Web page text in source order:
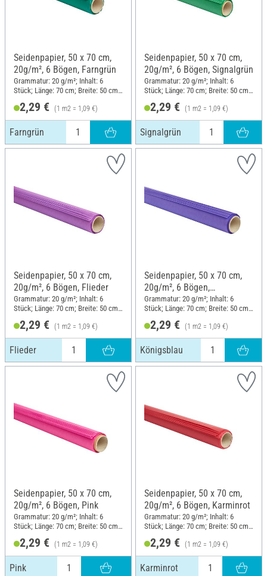
Seidenpapier, 50 x 70 cm,
20g/m², 6 Bögen, Farngrün
Grammatur: 20 g/m²; Inhalt: 6
Stück; Länge: 70 cm; Breite: 50 cm;
2,29 € (1 m2 = 1,09 €)
Farngrün
Seidenpapier, 50 x 70 cm,
20g/m², 6 Bögen, Signalgrün
Grammatur: 20 g/m²; Inhalt: 6
Stück; Länge: 70 cm; Breite: 50 cm;
2,29 € (1 m2 = 1,09 €)
Signalgrün
Seidenpapier, 50 x 70 cm,
20g/m², 6 Bögen, Flieder
Grammatur: 20 g/m²; Inhalt: 6
Stück; Länge: 70 cm; Breite: 50 cm;
2,29 € (1 m2 = 1,09 €)
Flieder
Seidenpapier, 50 x 70 cm,
20g/m², 6 Bögen,
Königsblau
Grammatur: 20 g/m²; Inhalt: 6
Stück; Länge: 70 cm; Breite: 50 cm;
2,29 € (1 m2 = 1,09 €)
Königsblau
Seidenpapier, 50 x 70 cm,
20g/m², 6 Bögen, Pink
Grammatur: 20 g/m²; Inhalt: 6
Stück; Länge: 70 cm; Breite: 50 cm;
2,29 € (1 m2 = 1,09 €)
Pink
Seidenpapier, 50 x 70 cm,
20g/m², 6 Bögen, Karminrot
Grammatur: 20 g/m²; Inhalt: 6
Stück; Länge: 70 cm; Breite: 50 cm;
2,29 € (1 m2 = 1,09 €)
Karminrot